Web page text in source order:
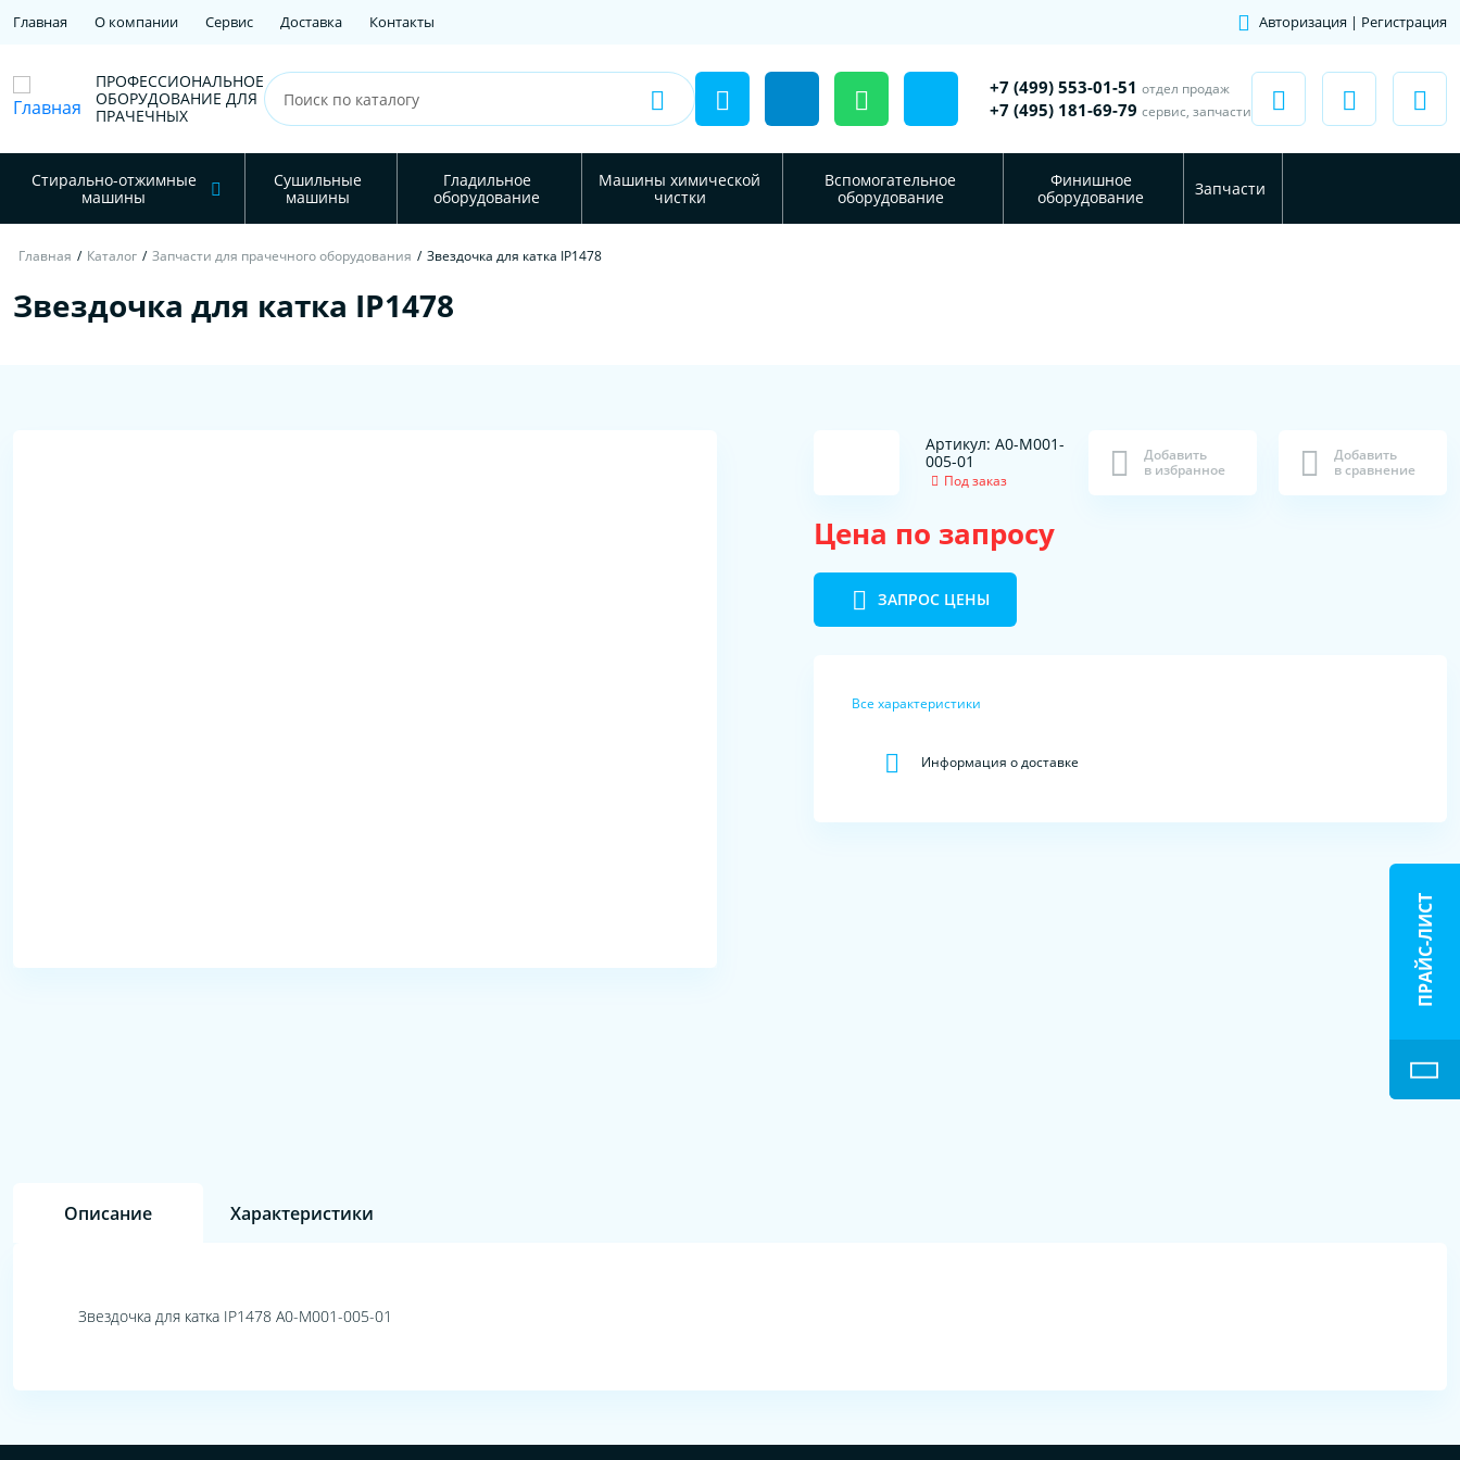
Главная О компании Сервис Доставка Контакты Авторизация | Регистрация
ПРОФЕССИОНАЛЬНОЕ
ОБОРУДОВАНИЕ ДЛЯ
ПРАЧЕЧНЫХ
+7 (499) 553-01-51 отдел продаж
+7 (495) 181-69-79 сервис, запчасти
Стирально-отжимные
машины
Сушильные
машины
Гладильное
оборудование
Машины химической
чистки
Вспомогательное
оборудование
Финишное
оборудование
Запчасти
Главная / Каталог / Запчасти для прачечного оборудования / Звездочка для катка IP1478
Звездочка для катка IP1478
Артикул: A0-M001-
005-01
Под заказ
Добавить
в избранное
Добавить
в сравнение
Цена по запросу
ЗАПРОС ЦЕНЫ
Все характеристики
Информация о доставке
Описание Характеристики
Звездочка для катка IP1478 A0-M001-005-01
ПРАЙС-ЛИСТ